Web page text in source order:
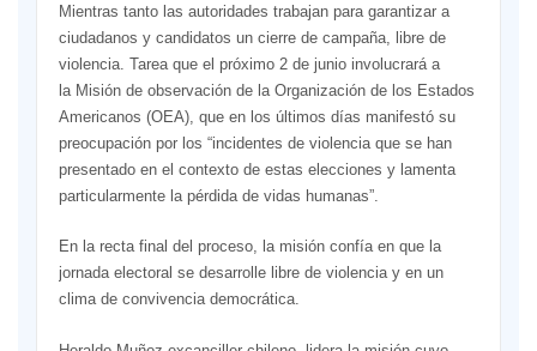
Mientras tanto las autoridades trabajan para garantizar a
ciudadanos y candidatos un cierre de campaña, libre de
violencia. Tarea que el próximo 2 de junio involucrará a
la Misión de observación de la Organización de los Estados
Americanos (OEA), que en los últimos días manifestó su
preocupación por los “incidentes de violencia que se han
presentado en el contexto de estas elecciones y lamenta
particularmente la pérdida de vidas humanas”.
En la recta final del proceso, la misión confía en que la
jornada electoral se desarrolle libre de violencia y en un
clima de convivencia democrática.